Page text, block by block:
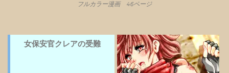
フルカラー漫画 46ページ
女保安官クレアの受難